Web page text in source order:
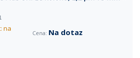
na
Na dotaz